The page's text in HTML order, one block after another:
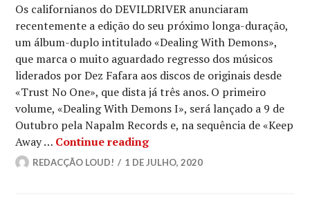
Os californianos do DEVILDRIVER anunciaram
recentemente a edição do seu próximo longa-duração,
um álbum-duplo intitulado «Dealing With Demons»,
que marca o muito aguardado regresso dos músicos
liderados por Dez Fafara aos discos de originais desde
«Trust No One», que dista já três anos. O primeiro
volume, «Dealing With Demons I», será lançado a 9 de
Outubro pela Napalm Records e, na sequência de «Keep
Away … Continue readingDEVILDRIVER: «Iona»
REDACÇÃO LOUD! 1 DE JULHO, 2020